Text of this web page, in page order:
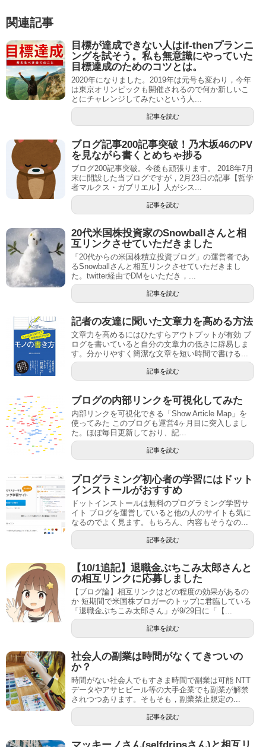
関連記事
目標が達成できない人はif-thenプランニ
ングを試そう。私も無意識にやっていた
目標達成のためのコツとは。
2020年になりました。2019年は元号も変わり，今年
は東京オリンピックも開催されるので何か新しいこ
とにチャレンジしてみたいという人...
記事を読む
ブログ記事200記事突破！乃木坂46のPV
を見ながら書くとめちゃ捗る
ブログ200記事突破。今後も頑張ります。 2018年7月
末に開設した当ブログですが，2月23日の記事【哲学
者マルクス・ガブリエル】人がシス...
記事を読む
20代米国株投資家のSnowballさんと相
互リンクさせていただきました
「20代からの米国株積立投資ブログ」の運営者であ
るSnowballさんと相互リンクさせていただきまし
た。twitter経由でDMをいただき，...
記事を読む
記者の友達に聞いた文章力を高める方法
文章力を高めるにはひたすらアウトプットが有効 ブ
ログを書いていると自分の文章力の低さに辟易しま
す。分かりやすく簡潔な文章を短い時間で書ける...
記事を読む
ブログの内部リンクを可視化してみた
内部リンクを可視化できる「Show Article Map」を
使ってみた このブログも運営4ヶ月目に突入しまし
た。ほぼ毎日更新しており、記...
記事を読む
プログラミング初心者の学習にはドット
インストールがおすすめ
ドットインストールは無料のプログラミング学習サ
イト ブログを運営していると他の人のサイトも気に
なるのでよく見ます。もちろん、内容もそうなの...
記事を読む
【10/1追記】退職金ぶちこみ太郎さんと
の相互リンクに応募しました
【ブログ論】相互リンクはどの程度の効果があるの
か 短期間で米国株ブロガーのトップに君臨している
「退職金ぶちこみ太郎さん」が9/29日に「【...
記事を読む
社会人の副業は時間がなくてきついの
か？
時間がない社会人でもすきま時間で副業は可能 NTT
データやアサヒビール等の大手企業でも副業が解禁
されつつあります。そもそも，副業禁止規定の...
記事を読む